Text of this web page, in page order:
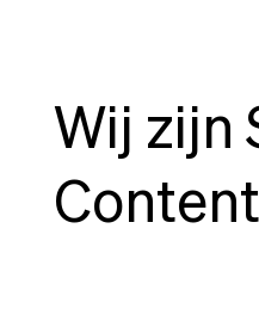
Wij zijn